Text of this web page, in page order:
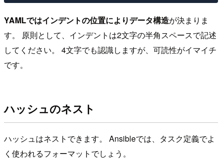
YAMLではインデントの位置によりデータ構造が決まりま
す。 原則として、インデントは2文字の半角スペースで記述
してください。 4文字でも認識しますが、可読性がイマイチ
です。
ハッシュのネスト
ハッシュはネストできます。 Ansibleでは、タスク定義でよ
く使われるフォーマットでしょう。